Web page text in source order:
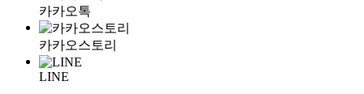
카카오톡
카카오스토리
LINE